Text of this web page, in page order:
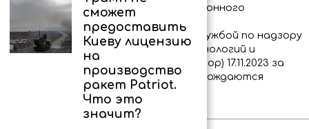
Сообщения и материалы информационного
агентства «International Reporters»
(зарегистрировано Федеральной службой по надзору
в сфере связи, информационных технологий и
массовых коммуникаций (Роскомнадзор) 17.11.2023 за
номером ИА № ФС 77 – 86339) сопровождаются
сможет
предоставить
Киеву лицензию
на
производство
ракет Patriot.
Что это
значит?